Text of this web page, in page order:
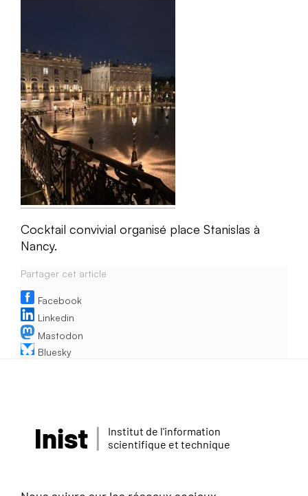
Cocktail convivial organisé place Stanislas à
Nancy.
Partager cet article
Facebook
Linkedin
Mastodon
Bluesky
Inist
Institut de l'information
scientifique et technique